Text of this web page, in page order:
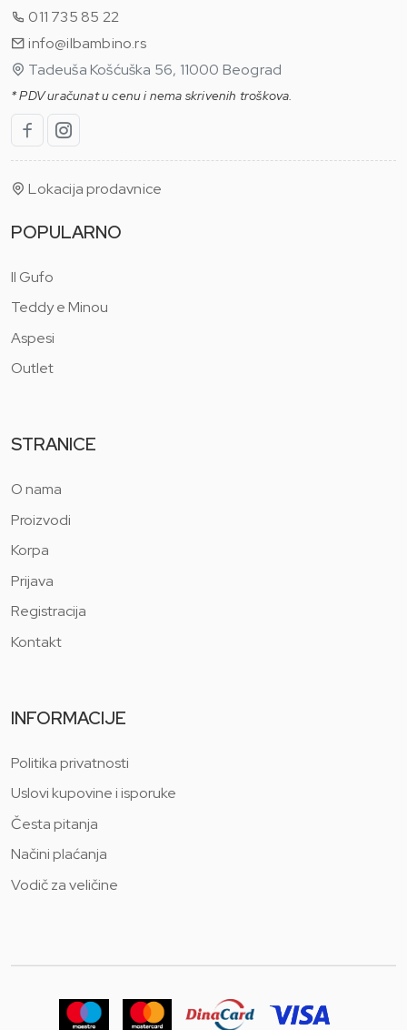
011 735 85 22
info@ilbambino.rs
Tadeuša Košćuška 56, 11000 Beograd
* PDV uračunat u cenu i nema skrivenih troškova.
Lokacija prodavnice
POPULARNO
Il Gufo
Teddy e Minou
Aspesi
Outlet
STRANICE
O nama
Proizvodi
Korpa
Prijava
Registracija
Kontakt
INFORMACIJE
Politika privatnosti
Uslovi kupovine i isporuke
Česta pitanja
Načini plaćanja
Vodič za veličine